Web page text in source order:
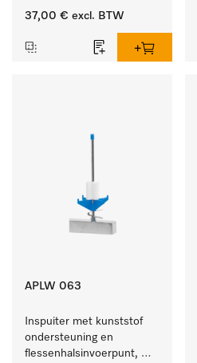
lengte 135 mm.
37,00 € excl. BTW
APLW 063
Inspuiter met kunststof
ondersteuning en
flessenhalsinvoerpunt,